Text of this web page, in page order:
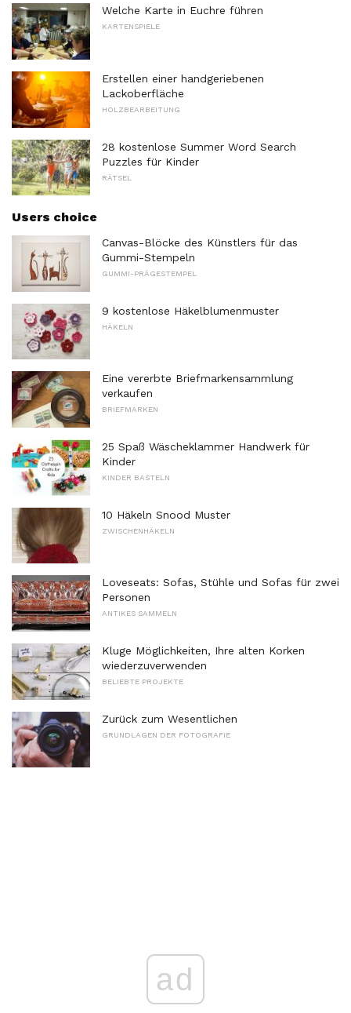
Welche Karte in Euchre führen
KARTENSPIELE
Erstellen einer handgeriebenen
Lackoberfläche
HOLZBEARBEITUNG
28 kostenlose Summer Word Search
Puzzles für Kinder
RÄTSEL
Users choice
Canvas-Blöcke des Künstlers für das
Gummi-Stempeln
GUMMI-PRÄGESTEMPEL
9 kostenlose Häkelblumenmuster
HÄKELN
Eine vererbte Briefmarkensammlung
verkaufen
BRIEFMARKEN
25 Spaß Wäscheklammer Handwerk für
Kinder
KINDER BASTELN
10 Häkeln Snood Muster
ZWISCHENHÄKELN
Loveseats: Sofas, Stühle und Sofas für zwei
Personen
ANTIKES SAMMELN
Kluge Möglichkeiten, Ihre alten Korken
wiederzuverwenden
BELIEBTE PROJEKTE
Zurück zum Wesentlichen
GRUNDLAGEN DER FOTOGRAFIE
ad